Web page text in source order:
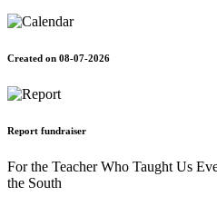
Created on 08-07-2026
Report fundraiser
‎For the Teacher Who Taught Us
the South